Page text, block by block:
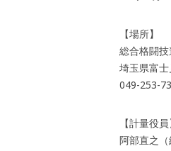
【場所】
総合格闘
埼玉県富
049-253-
【計量役員
阿部直之（